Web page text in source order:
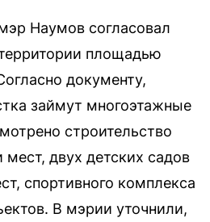
Наумов согласовал
площадью
документу,
займут многоэтажные
строительство
двух детских садов
спортивного комплекса
В мэрии уточнили,